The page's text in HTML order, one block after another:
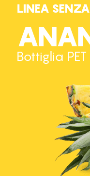
LINEA
Bottiglia